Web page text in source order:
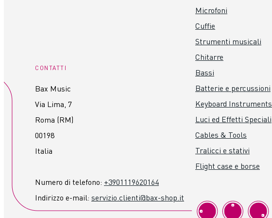
morbidi cuscinetti removibili
CONTATTI
Bax Music
Via Lima, 7
Roma (RM)
00198
Italia
Numero di telefono: +3901119620164
Indirizzo e-mail: servizio.clienti@bax-shop.it
Microfoni
Cuffie
Strumenti musicali
Chitarre
Bassi
Batterie e percussioni
Keyboard Instruments
Luci ed Effetti Speciali
Cables & Tools
Tralicci e stativi
Flight case e borse